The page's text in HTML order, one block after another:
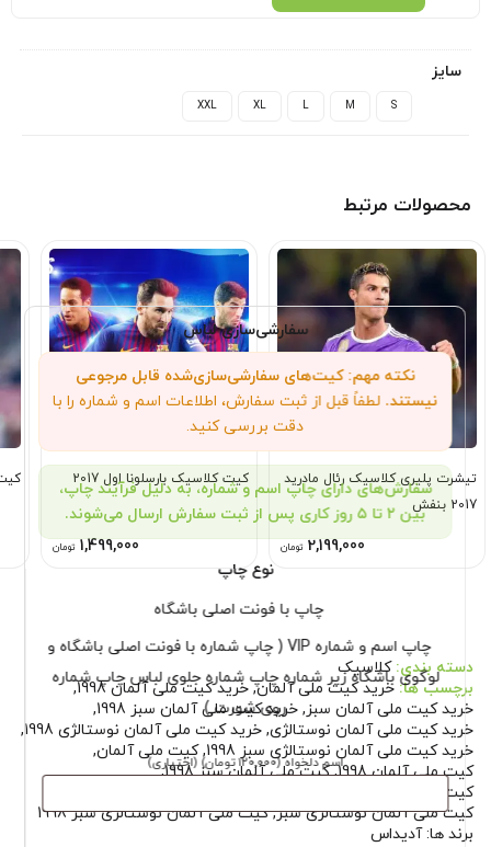
سفارشی‌سازی لباس
نکته مهم: کیت‌های سفارشی‌سازی‌شده قابل مرجوعی
نیستند. لطفاً قبل از ثبت سفارش، اطلاعات اسم و شماره را با
دقت بررسی کنید.
سفارش‌های دارای چاپ اسم و شماره، به دلیل فرآیند چاپ،
بین ۲ تا ۵ روز کاری پس از ثبت سفارش ارسال می‌شوند.
نوع چاپ
چاپ با فونت اصلی باشگاه
چاپ اسم و شماره VIP ( چاپ شماره با فونت اصلی باشگاه و
لوگوی باشگاه زیر شماره چاپ شماره جلوی لباس چاپ شماره
روی شورت )
اسم دلخواه(۱۲۰٬۰۰۰ تومان) (اختیاری)
سایز
S
M
L
XL
XXL
محصولات مرتبط
تیشرت پلیری کلاسیک رئال مادرید
2017 بنفش
2,199,000 تومان
کیت کلاسیک بارسلونا اول 2017
1,499,000 تومان
کیت
دسته بندی:کلاسیک
برچسب ها: خرید کیت ملی آلمان, خرید کیت ملی آلمان 1998
,
خرید کیت ملی آلمان سبز, خرید کیت ملی آلمان سبز 1998
,
خرید کیت ملی آلمان نوستالژی, خرید کیت ملی آلمان نوستالژی 1998
,
خرید کیت ملی آلمان نوستالژی سبز 1998
,کیت ملی آلمان,
کیت ملی آلمان 1998
,کیت ملی آلمان سبز 1998
,
کیت ملی آلمان نوستالژی
کیت ملی آلمان نوستالژی سبز,کیت ملی آلمان نوستالژی سبز 1998
برند ها:آدیداس